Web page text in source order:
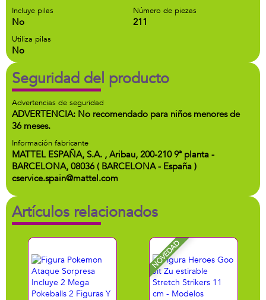
Incluye pilas
No
Número de piezas
211
Utiliza pilas
No
Seguridad del producto
Advertencias de seguridad
ADVERTENCIA: No recomendado para niños menores de
36 meses.
Información fabricante
MATTEL ESPAÑA, S.A. , Aribau, 200-210 9ª planta -
BARCELONA, 08036 ( BARCELONA - España )
cservice.spain@mattel.com
Artículos relacionados
NOVEDAD